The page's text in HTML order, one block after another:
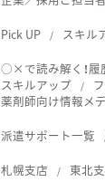
Pick UP スキル
○×で読み解く！履
スキルアップ
薬剤師向け情報メデ
派遣サポート一覧
札幌支店 東北